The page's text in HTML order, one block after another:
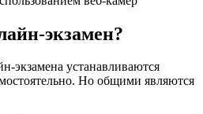
экзамен?
экзамена устанавливаются
Но общими являются